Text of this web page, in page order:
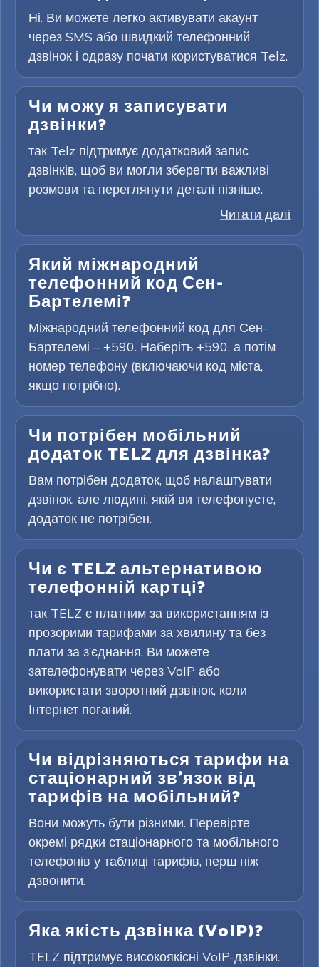
Ні. Ви можете легко активувати акаунт
через SMS або швидкий телефонний
дзвінок і одразу почати користуватися Telz.
Чи можу я записувати
дзвінки?
так Telz підтримує додатковий запис
дзвінків, щоб ви могли зберегти важливі
розмови та переглянути деталі пізніше.
Читати далі
Який міжнародний
телефонний код Сен-
Бартелемі?
Міжнародний телефонний код для Сен-
Бартелемі – +590. Наберіть +590, а потім
номер телефону (включаючи код міста,
якщо потрібно).
Чи потрібен мобільний
додаток TELZ для дзвінка?
Вам потрібен додаток, щоб налаштувати
дзвінок, але людині, якій ви телефонуєте,
додаток не потрібен.
Чи є TELZ альтернативою
телефонній картці?
так TELZ є платним за використанням із
прозорими тарифами за хвилину та без
плати за з’єднання. Ви можете
зателефонувати через VoIP або
використати зворотний дзвінок, коли
Інтернет поганий.
Чи відрізняються тарифи на
стаціонарний зв’язок від
тарифів на мобільний?
Вони можуть бути різними. Перевірте
окремі рядки стаціонарного та мобільного
телефонів у таблиці тарифів, перш ніж
дзвонити.
Яка якість дзвінка (VoIP)?
TELZ підтримує високоякісні VoIP-дзвінки.